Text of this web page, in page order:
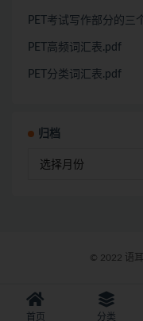
PET考试写作部分的三
PET高频词汇表.pdf
PET分类词汇表.pdf
归档
© 2022 语耳
首页 分类